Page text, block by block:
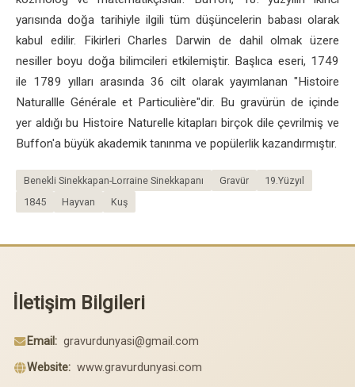
yarısında doğa tarihiyle ilgili tüm düşüncelerin babası olarak
kabul edilir. Fikirleri Charles Darwin de dahil olmak üzere
nesiller boyu doğa bilimcileri etkilemiştir. Başlıca eseri, 1749
ile 1789 yılları arasında 36 cilt olarak yayımlanan "Histoire
Naturallle Générale et Particulière"dir. Bu gravürün de içinde
yer aldığı bu Histoire Naturelle kitapları birçok dile çevrilmiş ve
Buffon'a büyük akademik tanınma ve popülerlik kazandırmıştır.
Benekli Sinekkapan-Lorraine Sinekkapanı Gravür
19.Yüzyıl
1845
Hayvan Kuş
İletişim Bilgileri
Email: gravurdunyasi@gmail.com
Website: www.gravurdunyasi.com